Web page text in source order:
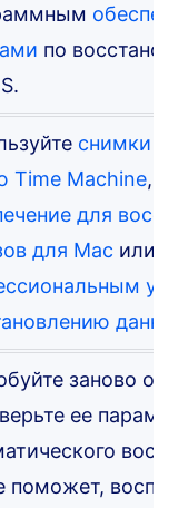
по
снимки
Time Machine,
для
для Mac или
заново
ее
поможет,